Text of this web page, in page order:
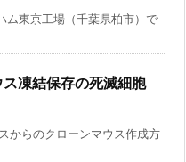
ム東京工場（千葉県柏市）で
凍結保存の死滅細胞
からのクローンマウス作成方